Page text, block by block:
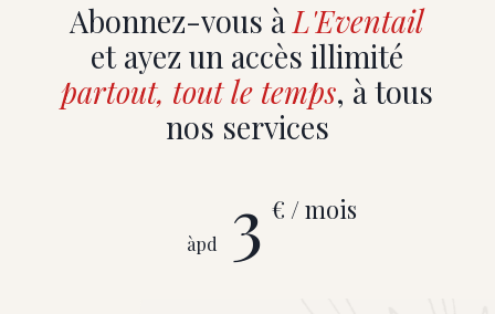
Abonnez-vous àL'Eventail
et ayez un accès illimité
partout, tout le temps, à tous
nos services
àpd 3 € / mois